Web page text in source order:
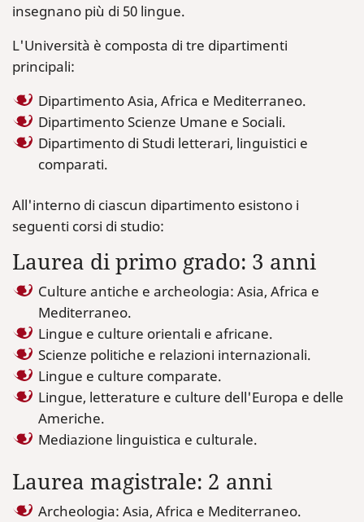
insegnano più di 50 lingue.
L'Università è composta di tre dipartimenti
principali:
Dipartimento Asia, Africa e Mediterraneo.
Dipartimento Scienze Umane e Sociali.
Dipartimento di Studi letterari, linguistici e
comparati.
All'interno di ciascun dipartimento esistono i
seguenti corsi di studio:
Laurea di primo grado: 3 anni
Culture antiche e archeologia: Asia, Africa e
Mediterraneo.
Lingue e culture orientali e africane.
Scienze politiche e relazioni internazionali.
Lingue e culture comparate.
Lingue, letterature e culture dell'Europa e delle
Americhe.
Mediazione linguistica e culturale.
Laurea magistrale: 2 anni
Archeologia: Asia, Africa e Mediterraneo.